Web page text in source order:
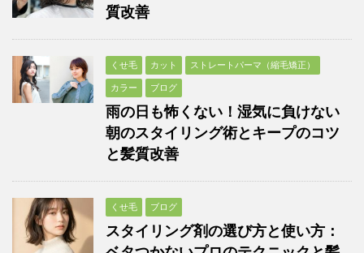
質改善
くせ毛 カット ストレートパーマ（縮毛矯正）
カラー ブログ
雨の日も怖くない！湿気に負けない
朝のスタイリング術とキープのコツ
と髪質改善
くせ毛 ブログ
スタイリング剤の選び方と使い方：